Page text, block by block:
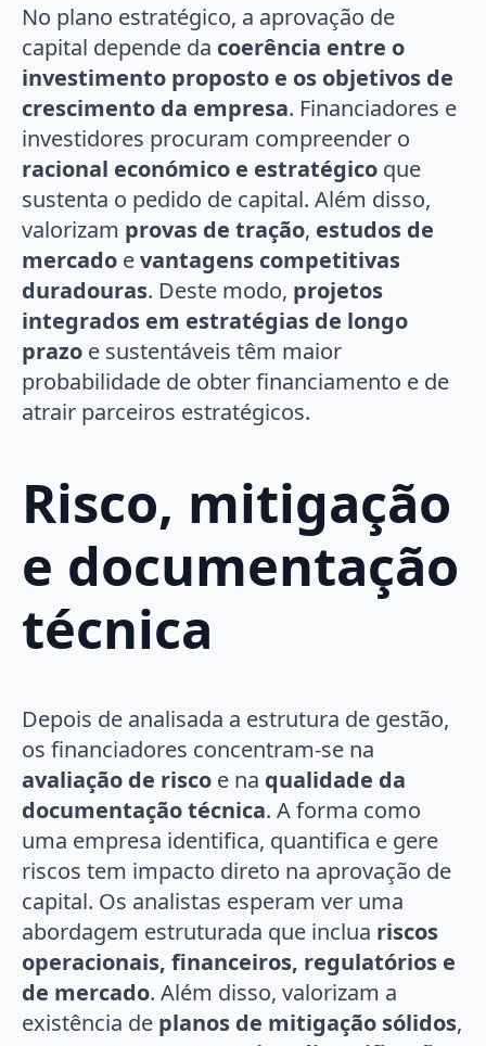
No plano estratégico, a aprovação de
capital depende da coerência entre o
investimento proposto e os objetivos de
crescimento da empresa. Financiadores e
investidores procuram compreender o
racional económico e estratégico que
sustenta o pedido de capital. Além disso,
valorizam provas de tração, estudos de
mercado evantagens competitivas
duradouras. Deste modo, projetos
integrados em estratégias de longo
prazo e sustentáveis têm maior
probabilidade de obter financiamento e de
atrair parceiros estratégicos.
Risco, mitigação
e documentação
técnica
Depois de analisada a estrutura de gestão,
os financiadores concentram-se na
avaliação de risco e na qualidade da
documentação técnica. A forma como
uma empresa identifica, quantifica e gere
riscos tem impacto direto na aprovação de
capital. Os analistas esperam ver uma
abordagem estruturada que inclua riscos
operacionais, financeiros, regulatórios e
de mercado. Além disso, valorizam a
existência de planos de mitigação sólidos,